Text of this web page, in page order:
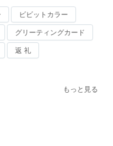
ビビットカラー
グリーティングカード
返 礼
もっと見る